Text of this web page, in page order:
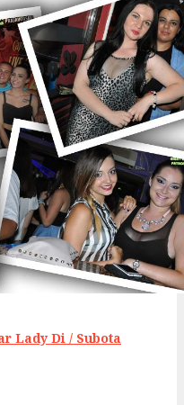
Lady Di / Subota